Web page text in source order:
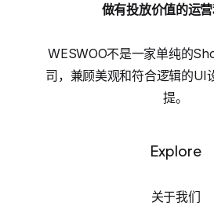
做有投放价值的运
WESWOO不是一家单纯的
司，兼顾美观和符合逻辑的UI
提。
Explore
关于我们